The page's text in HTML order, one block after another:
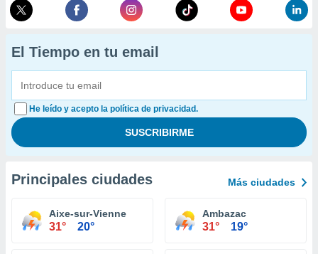
El Tiempo en tu email
He leído y acepto la política de privacidad.
Principales ciudades Más ciudades
Aixe-sur-Vienne
31° 20°
Ambazac
31° 19°